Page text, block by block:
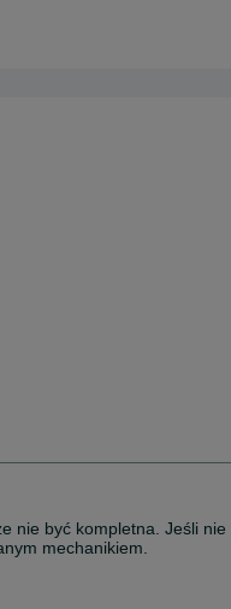
nie być kompletna. Jeśli
mechanikiem.